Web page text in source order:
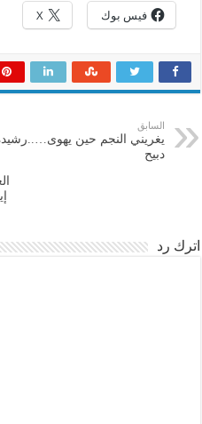
فيس بوك X
السابق
يغريني النجم حين
دبيح
اترك رد